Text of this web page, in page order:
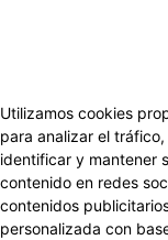
Utilizamos cookies
para analizar el
identificar y mantener
contenido en redes
contenidos
personalizada con